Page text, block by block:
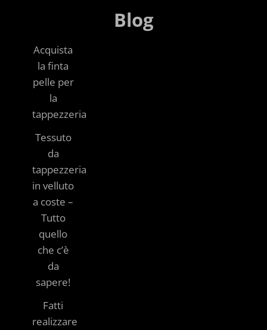
Blog
Acquista
la finta
pelle per
la
tappezzeria
Tessuto
da
tappezzeria
in velluto
a coste –
Tutto
quello
che c’è
da
sapere!
Fatti
realizzare